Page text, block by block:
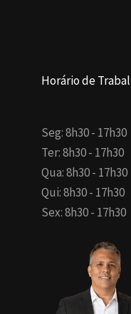
Horário de
Seg: 8h30 - 17h30
Ter: 8h30 - 17h30
Qua: 8h30 - 17h30
Qui: 8h30 - 17h30
Sex: 8h30 - 17h30